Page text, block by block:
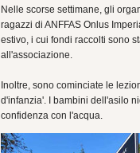
Nelle scorse settimane, gli
ragazzi di ANFFAS Onlus
estivo, i cui fondi raccolti sono
all'associazione.
Inoltre, sono cominciate le
d'infanzia'. I bambini dell'asilo
confidenza con l'acqua.